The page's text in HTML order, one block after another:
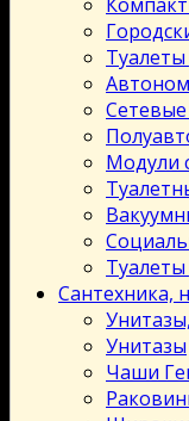
Модули
Сантехника,
Унитазы
Чаши